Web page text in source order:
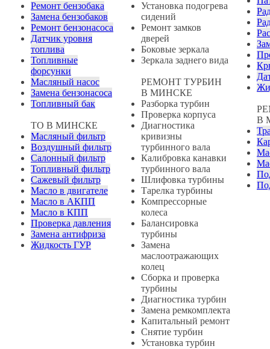
Ремонт бензобака
Замена бензобаков
Ремонт бензонасоса
Датчик уровня
топлива
Топливные
форсунки
Масляный насос
Замена бензонасоса
Топливный бак
ТО В МИНСКЕ
Масляный фильтр
Воздушный фильтр
Салонный фильтр
Топливный фильтр
Сажевый фильтр
Масло в двигателе
Масло в АКПП
Масло в КПП
Проверка давления
Замена антифриза
Жидкость ГУР
Установка подогрева
сидений
Ремонт замков
дверей
Боковые зеркала
Зеркала заднего вида
РЕМОНТ ТУРБИН
В МИНСКЕ
Разборка турбин
Проверка корпуса
Диагностика
кривизны
турбинного вала
Калибровка канавки
турбинного вала
Шлифовка турбины
Тарелка турбины
Компрессорные
колеса
Балансировка
турбины
Замена
маслоотражающих
колец
Сборка и проверка
турбины
Диагностика турбин
Замена ремкомплекта
Капитальный ремонт
Снятие турбин
Установка турбин
В